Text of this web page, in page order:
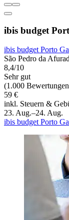
ibis budget
ibis budget Porto
São Pedro da
8,4/10
Sehr gut
(1.000
59 €
inkl. Steuern &
23. Aug.–24. Aug.
ibis budget Porto